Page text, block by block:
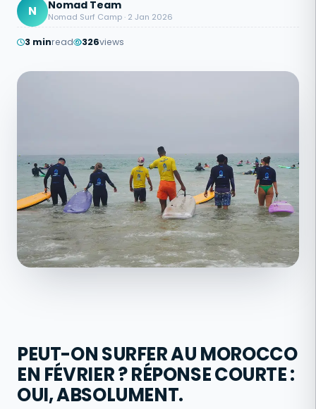
N Nomad Team
Nomad Surf Camp · 2 Jan 2026
3 minread 326views
PEUT-ON SURFER AU MOROCCO
EN FÉVRIER ? RÉPONSE COURTE :
OUI, ABSOLUMENT.